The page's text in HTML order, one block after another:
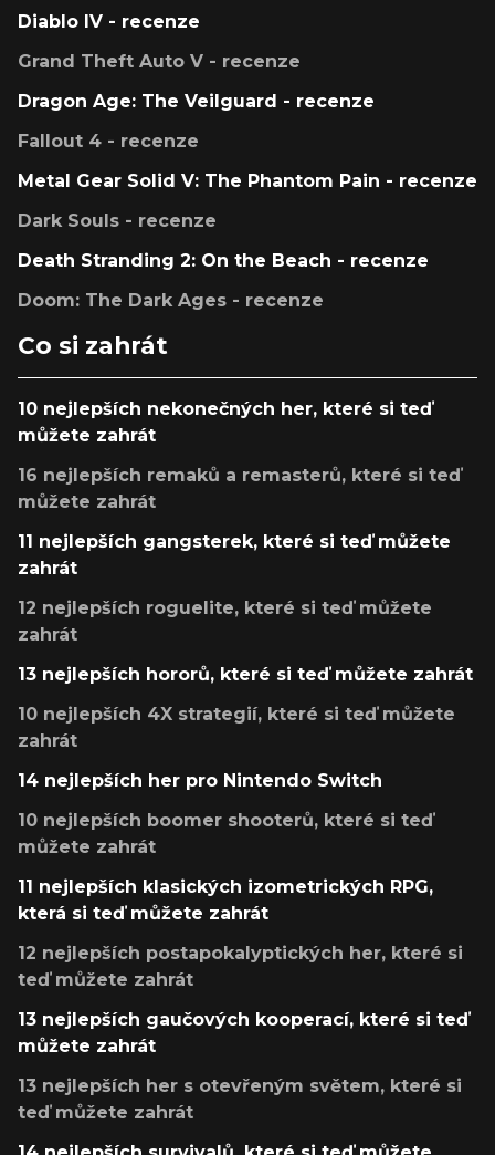
Diablo IV - recenze
Grand Theft Auto V - recenze
Dragon Age: The Veilguard - recenze
Fallout 4 - recenze
Metal Gear Solid V: The Phantom Pain - recenze
Dark Souls - recenze
Death Stranding 2: On the Beach - recenze
Doom: The Dark Ages - recenze
Co si zahrát
10 nejlepších nekonečných her, které si teď
můžete zahrát
16 nejlepších remaků a remasterů, které si teď
můžete zahrát
11 nejlepších gangsterek, které si teď můžete
zahrát
12 nejlepších roguelite, které si teď můžete
zahrát
13 nejlepších hororů, které si teď můžete zahrát
10 nejlepších 4X strategií, které si teď můžete
zahrát
14 nejlepších her pro Nintendo Switch
10 nejlepších boomer shooterů, které si teď
můžete zahrát
11 nejlepších klasických izometrických RPG,
která si teď můžete zahrát
12 nejlepších postapokalyptických her, které si
teď můžete zahrát
13 nejlepších gaučových kooperací, které si teď
můžete zahrát
13 nejlepších her s otevřeným světem, které si
teď můžete zahrát